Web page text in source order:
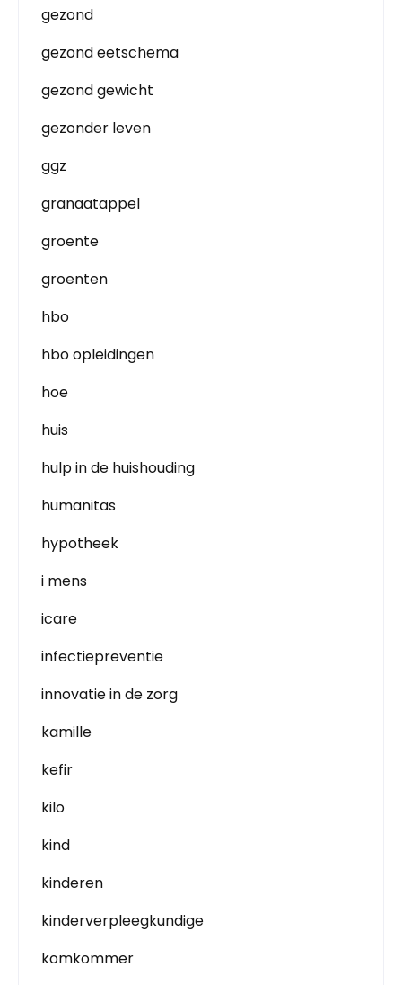
gezond
gezond eetschema
gezond gewicht
gezonder leven
ggz
granaatappel
groente
groenten
hbo
hbo opleidingen
hoe
huis
hulp in de huishouding
humanitas
hypotheek
i mens
icare
infectiepreventie
innovatie in de zorg
kamille
kefir
kilo
kind
kinderen
kinderverpleegkundige
komkommer